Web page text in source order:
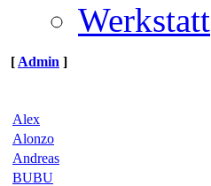
Werkstatt
[ Admin ]
Alex
Alonzo
Andreas
BUBU